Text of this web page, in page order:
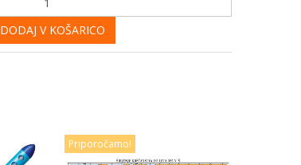
DODAJ V KOŠARICO
Priporočamo!